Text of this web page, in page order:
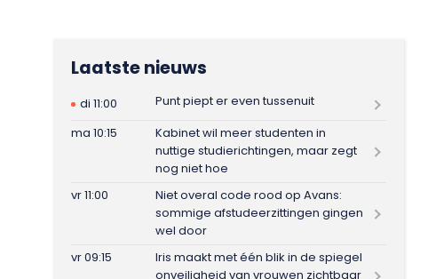
Laatste nieuws
di 11:00
Punt piept er even tussenuit
ma 10:15
Kabinet wil meer studenten in
nuttige studierichtingen, maar zegt
nog niet hoe
vr 11:00
Niet overal code rood op Avans:
sommige afstudeerzittingen gingen
wel door
vr 09:15
Iris maakt met één blik in de spiegel
onveiligheid van vrouwen zichtbaar